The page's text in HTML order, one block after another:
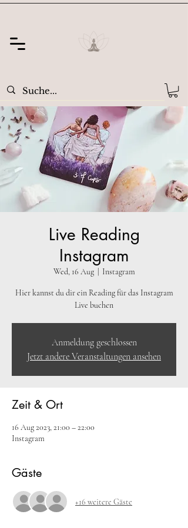
Live Reading
Instagram
Wed, 16 Aug
  |
Instagram
Hier kannst du dir ein Reading für das Instagram
Live buchen
Anmeldung geschlossen
Jetzt andere Veranstaltungen ansehen
Zeit & Ort
16 Aug 2023, 21:00 – 22:00
Instagram
Gäste
+16 weitere Gäste